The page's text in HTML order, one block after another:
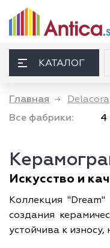
КАТАЛОГ
Главная → Delacora
Все фабрики:
4
Искусство и
Коллекция
создания
устойчива к